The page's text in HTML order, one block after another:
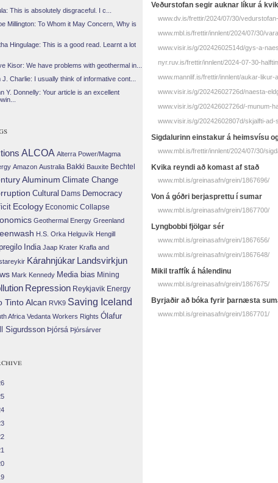
Veðurstofan segir auknar líkur á
www.dv.is/frettir/2024/07/30/
www.mbl.is/frettir/innlent/2024/07/30/
www.visir.is/g/20242602514d/gys-a-
nyr.ruv.is/frettir/innlent/2024-07-30-
www.mannlif.is/frettir/innlent/aukar-
www.visir.is/g/20242602726d/naesta-
www.visir.is/g/20242602726d/-munum-
www.visir.is/g/20242602807d/skjalfti-
Sigdalurinn einstakur á heimsvísu
www.mbl.is/frettir/innlent/2024/07/30/
Kvika reyndi að komast af stað
www.mbl.is/greinasafn/grein/1867696/
Von á góðri berjasprettu í sumar
www.mbl.is/greinasafn/grein/1867700/
Lyngbobbi fjölgar sér
www.mbl.is/greinasafn/grein/1867656/
www.mbl.is/greinasafn/grein/1867648/
Mikil traffík á hálendinu
www.mbl.is/greinasafn/grein/1867675/
Byrjaðir að bóka fyrir þarnæsta
www.mbl.is/greinasafn/grein/1867701/
This is absolutely disgraceful. I c...
Millington: To Whom it May Concern, Why is
Hingulage: This is a good read. Learnt a lot
Kisor: We have problems with geothermal in...
J. Charlie: I usually think of informative cont...
Y. Donnelly: Your article is an excellent
ALCOA Alterra Power/Magma
Amazon Australia Bakki Bauxite Bechtel
Aluminum Climate Change
Cultural Dams Democracy
Ecology Economic Collapse
Geothermal Energy Greenland
H.S. Orka Helguvík Hengill
India Jaap Krater Krafla and
Kárahnjúkar Landsvirkjun
Mark Kennedy Media bias Mining
Repression Reykjavik Energy
Tinto Alcan RVK9 Saving Iceland
Africa Vedanta Workers Rights Ólafur
Sigurdsson Þjórsá Þjórsárver